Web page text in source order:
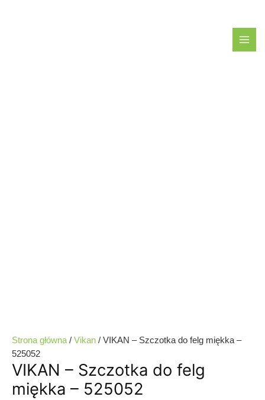
Strona główna / Vikan / VIKAN – Szczotka do felg miękka –
525052
VIKAN – Szczotka do felg
miękka – 525052